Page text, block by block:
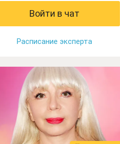
Войти в чат
Расписание эксперта